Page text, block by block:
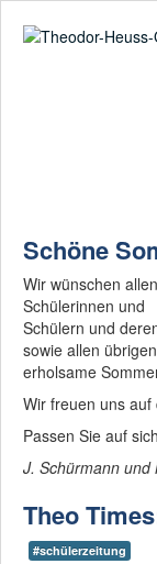
Schöne
Wir wünschen allen
Schülerinnen und
Schülern und
sowie allen
erholsame
Wir freuen uns
Passen Sie auf
J. Schürmann und
Theo
#schülerzeitung